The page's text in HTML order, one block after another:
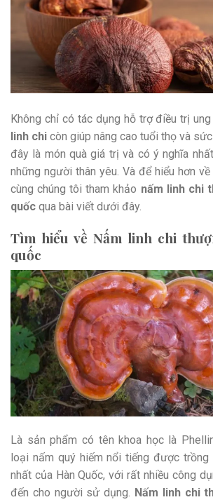
Không chỉ có tác dụng hỗ trợ điều trị
linh chi còn giúp nâng cao tuổi thọ và
đây là món quà giá trị và có ý nghĩa
những người thân yêu. Và để hiểu hơn
cùng chúng tôi tham khảo nấm linh chi
quốc qua bài viết dưới đây.
Tìm hiểu về Nấm linh chi
quốc
Là sản phẩm có tên khoa học là
loại nấm quý hiếm nổi tiếng được
nhất của Hàn Quốc, với rất nhiều công
đến cho người sử dụng. Nấm linh chi